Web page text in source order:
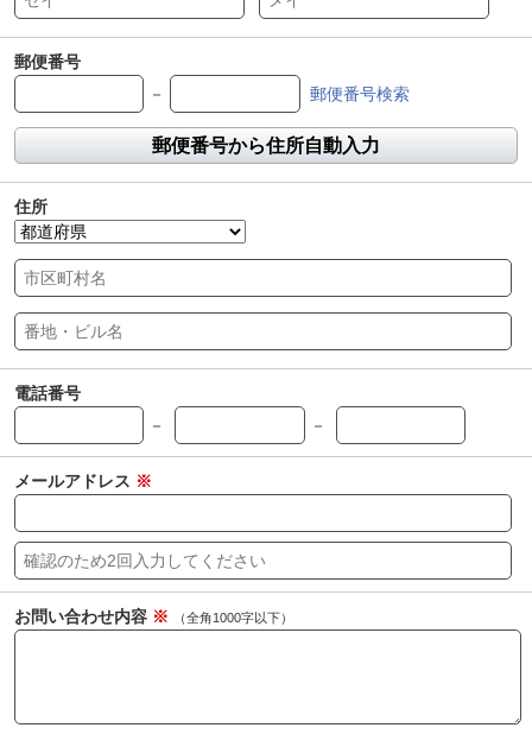
郵便番号
－
郵便番号検索
郵便番号から住所自動入力
住所
電話番号
－
－
メールアドレス ※
お問い合わせ内容 ※ （全角1000字以下）